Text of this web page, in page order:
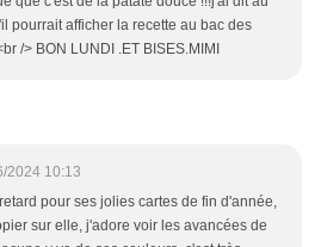
pourrait afficher la recette au bac des
/> BON LUNDI .ET BISES.MIMI
2024 10:13
pour ses jolies cartes de fin d'année,
sur elle, j'adore voir les avancées de